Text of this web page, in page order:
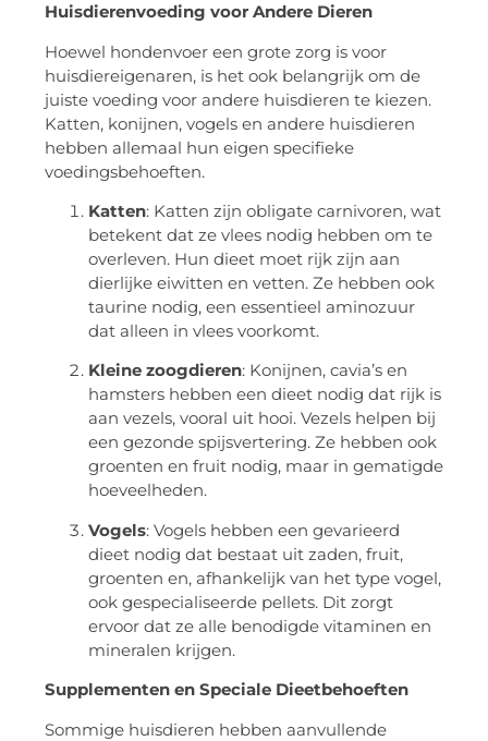
Huisdierenvoeding voor Andere Dieren
Hoewel hondenvoer een grote zorg is voor
huisdiereigenaren, is het ook belangrijk om de
juiste voeding voor andere huisdieren te kiezen.
Katten, konijnen, vogels en andere huisdieren
hebben allemaal hun eigen specifieke
voedingsbehoeften.
Katten: Katten zijn obligate carnivoren, wat
betekent dat ze vlees nodig hebben om te
overleven. Hun dieet moet rijk zijn aan
dierlijke eiwitten en vetten. Ze hebben ook
taurine nodig, een essentieel aminozuur
dat alleen in vlees voorkomt.
Kleine zoogdieren: Konijnen, cavia’s en
hamsters hebben een dieet nodig dat rijk is
aan vezels, vooral uit hooi. Vezels helpen bij
een gezonde spijsvertering. Ze hebben ook
groenten en fruit nodig, maar in gematigde
hoeveelheden.
Vogels: Vogels hebben een gevarieerd
dieet nodig dat bestaat uit zaden, fruit,
groenten en, afhankelijk van het type vogel,
ook gespecialiseerde pellets. Dit zorgt
ervoor dat ze alle benodigde vitaminen en
mineralen krijgen.
Supplementen en Speciale Dieetbehoeften
Sommige huisdieren hebben aanvullende